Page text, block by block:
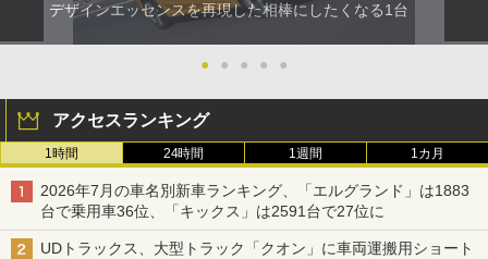
デザインエッセンスを再現した相棒にしたくなる1台
● ● ● ● ●
アクセスランキング
1時間 24時間 1週間 1カ月
2026年7月の車名別新車ランキング、「エルグランド」は1883
台で乗用車36位、「キックス」は2591台で27位に
UDトラックス、大型トラック「クオン」に車両運搬用ショート